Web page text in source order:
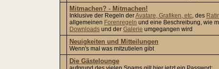
Mitmachen? - Mitmachen!
Inklusive der Regeln derAvatare, Grafiken, etc, des
allgemeinen Forenregeln und eine Beschreibung, wie
Downloads und der Galerie umgegangen wird
Neuigkeiten und Mitteilungen
Wenn's mal was mitzutielen gibt
Die Gästelounge